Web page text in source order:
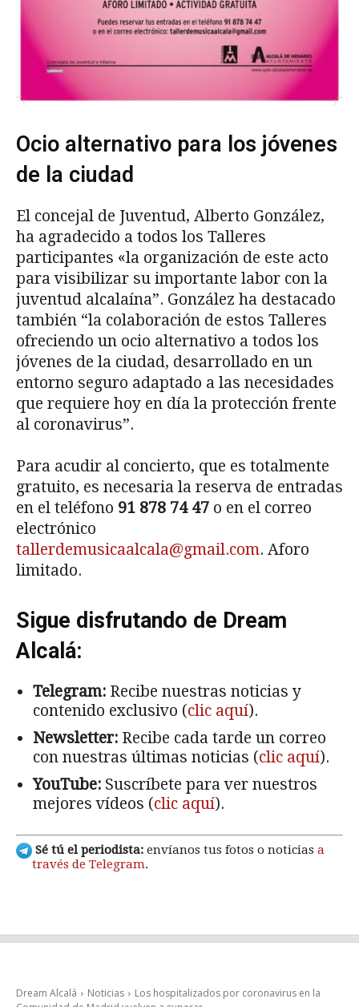
Ocio alternativo para los jóvenes
de la ciudad
El concejal de Juventud, Alberto González,
ha agradecido a todos los Talleres
participantes «la organización de este acto
para visibilizar su importante labor con la
juventud alcalaína”. González ha destacado
también “la colaboración de estos Talleres
ofreciendo un ocio alternativo a todos los
jóvenes de la ciudad, desarrollado en un
entorno seguro adaptado a las necesidades
que requiere hoy en día la protección frente
al coronavirus”.
Para acudir al concierto, que es totalmente
gratuito, es necesaria la reserva de entradas
en el teléfono 91 878 74 47 o en el correo
electrónico
tallerdemusicaalcala@gmail.com. Aforo
limitado.
Sigue disfrutando de Dream
Alcalá:
Telegram: Recibe nuestras noticias y
contenido exclusivo (clic aquí).
Newsletter: Recibe cada tarde un correo
con nuestras últimas noticias (clic aquí).
YouTube: Suscríbete para ver nuestros
mejores vídeos (clic aquí).
Sé tú el periodista: envíanos tus fotos o noticias a
través de Telegram.